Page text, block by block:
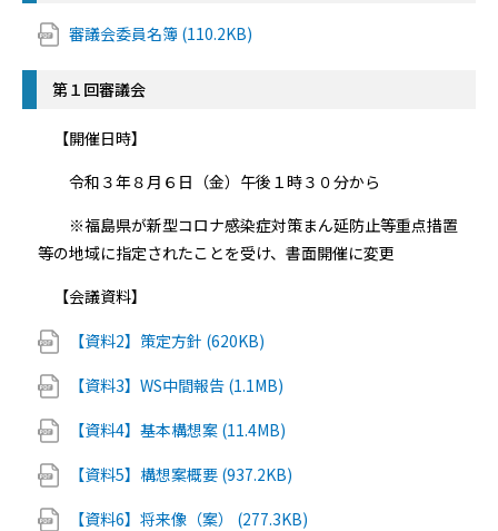
審議会委員名簿 (110.2KB)
第１回審議会
【開催日時】
令和３年８月６日（金）午後１時３０分から
※福島県が新型コロナ感染症対策まん延防止等重点措置
等の地域に指定されたことを受け、書面開催に変更
【会議資料】
【資料2】策定方針 (620KB)
【資料3】WS中間報告 (1.1MB)
【資料4】基本構想案 (11.4MB)
【資料5】構想案概要 (937.2KB)
【資料6】将来像（案） (277.3KB)